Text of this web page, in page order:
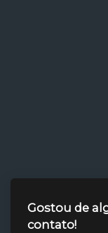
Gostou de
contato!